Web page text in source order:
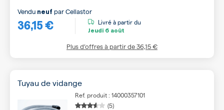
36,15 €
Vendu neuf parCellastor
Livré à partir du
Jeudi 6 août
Plus d’offres à partir de36,15 €
Tuyau de vidange
Ref. produit : 14000357101
(5)